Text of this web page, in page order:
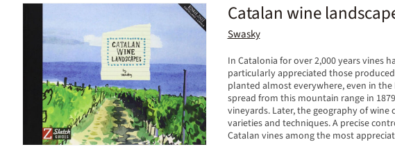
Catalan wine
Swasky
In Catalonia for over 2,000 years vines
particularly appreciated those
planted almost everywhere, even in
spread from this mountain range in
vineyards. Later, the geography of
varieties and techniques. A precise
Catalan vines among the most